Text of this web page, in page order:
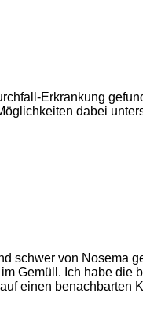
Erkrankung
dabei
schwer von Nosema
Gemüll. Ich habe die
einen benachbarten